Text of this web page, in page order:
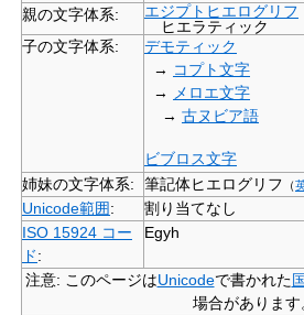
親の文字体系:
エジプトヒエログリフ
ヒエラティック
子の文字体系:
デモティック
→ コプト文字
→
メロエ文字
→ 古ヌビア語
ビブロス文字
姉妹の文字体系:
筆記体ヒエログリフ （
Unicode範囲:
割り当てなし
ISO 15924 コー
ド:
Egyh
注意: このページはUnicodeで書かれた
場合があります